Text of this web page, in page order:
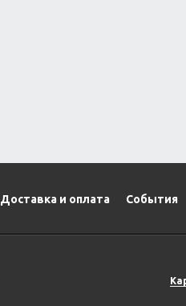
Доставка и оплата События